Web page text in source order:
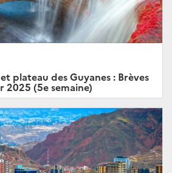
plateau des Guyanes : Brèves
2025 (5e semaine)